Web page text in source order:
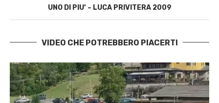
UNO DI PIU’ – LUCA PRIVITERA 2009
VIDEO CHE POTREBBERO PIACERTI